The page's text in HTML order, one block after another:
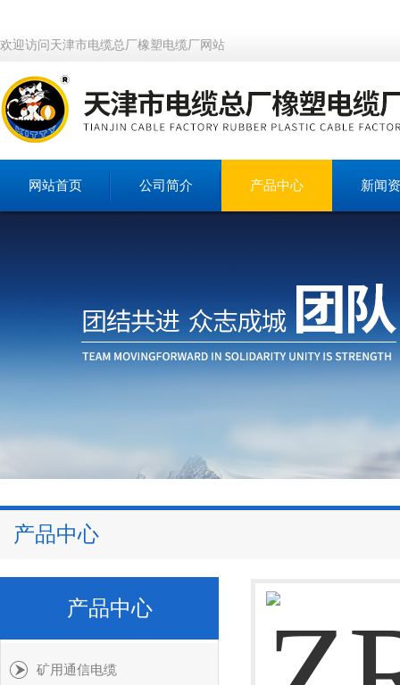
欢迎访问天津市电缆总厂橡塑电缆厂网站
网站首页 公司简介 产品中心 新闻
产品中心
产品中心
矿用通信电缆